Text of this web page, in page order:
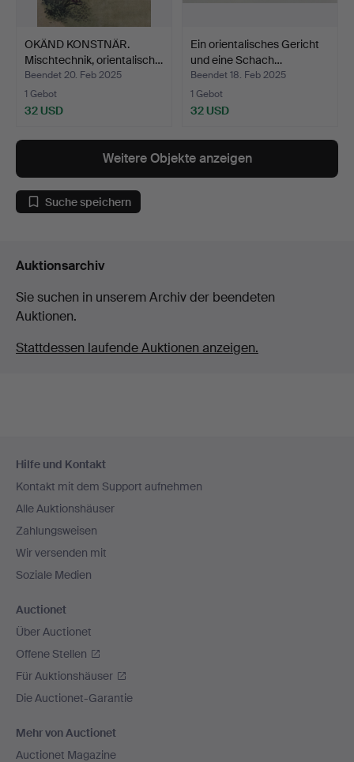
OKÄND KONSTNÄR.
Mischtechnik, orientalisch…
Beendet 20. Feb 2025
1 Gebot
32 USD
Ein orientalisches Gericht
und eine Schach…
Beendet 18. Feb 2025
1 Gebot
32 USD
Weitere Objekte anzeigen
Suche speichern
Auktionsarchiv
Sie suchen in unserem Archiv der beendeten
Auktionen.
Stattdessen laufende Auktionen anzeigen.
Navigation
Hilfe und Kontakt
Kontakt mit dem Support aufnehmen
Alle Auktionshäuser
Zahlungsweisen
Wir versenden mit
Soziale Medien
Auctionet
Über Auctionet
Offene Stellen
Für Auktionshäuser
Die Auctionet-Garantie
Mehr von Auctionet
Auctionet Magazine